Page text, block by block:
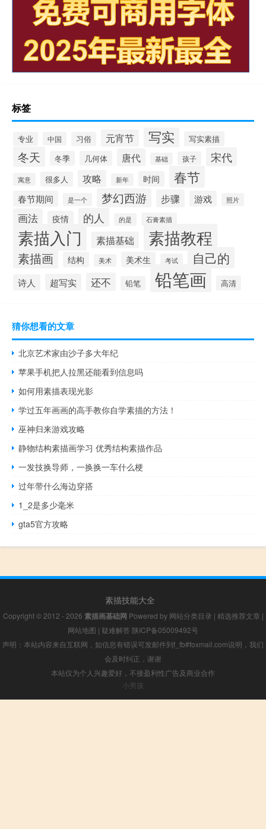
标签
专业 中国 习俗 元宵节 写实 写实素描
冬天 冬季 几何体 唐代 基础 孩子 宋代
寓意 很多人 攻略 新年 时间 春节
春节期间 是一个 梦幻西游 步骤 游戏 照片
画法 疫情 的人 的是 石膏素描
素描入门 素描基础 素描教程
素描画 结构 美术 美术生 考试 自己的
诗人 超写实 还不 铅笔 铅笔画 高清
猜你想看的文章
北京艺术家由沙子多大年纪
苹果手机把人拉黑还能看到信息吗
如何用素描表现光影
学过五年画画的高手教你自学素描的方法！
巫神归来游戏攻略
静物结构素描画学习 优秀结构素描作品
一发技换导师，一换换一车什么梗
过年带什么海边穿搭
1_2是多少毫米
gta5官方攻略
素描技能大全
Copyright © 2012 - 2026 素描画基础网 Powered by 网站分类目录 | 精选推荐文章 |
网站地图 | 疑难解答 陕ICP备05009492号
声明：本站内容来自互联网，如信息有错误可发邮件到f_fb#foxmail.com说明，我们
会及时纠正，谢谢
本站仅为个人兴趣爱好，不接盈利性广告及商业合作
小男孩